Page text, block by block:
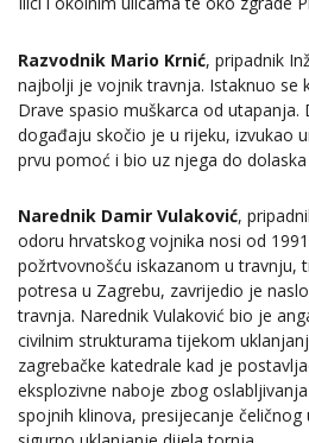
Razvodnik Mario Krnić, pripadnik
najbolji je vojnik travnja. Istaknuo se
Drave spasio muškarca od
događaju skočio je u rijeku, izvukao
prvu pomoć i bio uz njega do
Narednik Damir Vulaković,
odoru hrvatskog vojnika nosi od
požrtvovnošću iskazanom u travnju,
potresa u Zagrebu, zavrijedio je
travnja. Narednik Vulaković bio je
civilnim strukturama tijekom
zagrebačke katedrale kad je
eksplozivne naboje zbog
spojnih klinova, presijecanje